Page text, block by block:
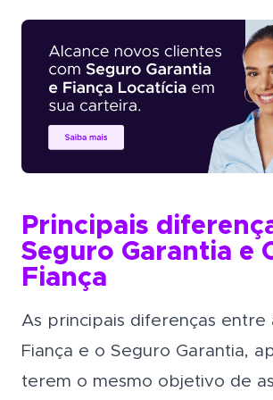
Principais
Seguro Garantia e
Fiança
As principais diferenças entre
Fiança e o Seguro Garantia,
terem o mesmo objetivo de